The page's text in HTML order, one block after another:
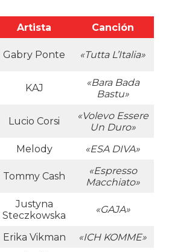
Artista Canción
Gabry Ponte «Tutta L’Italia»
KAJ
«Bara Bada
Bastu»
Lucio Corsi
«Volevo Essere
Un Duro»
Melody «ESA DIVA»
Tommy Cash
«Espresso
Macchiato»
Justyna
Steczkowska
«GAJA»
Erika Vikman
«ICH KOMME»